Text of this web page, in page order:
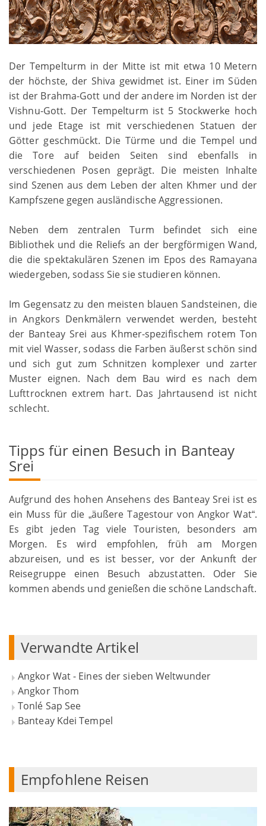
Der Tempelturm in der Mitte ist mit etwa 10 Metern
der höchste, der Shiva gewidmet ist. Einer im Süden
ist der Brahma-Gott und der andere im Norden ist der
Vishnu-Gott. Der Tempelturm ist 5 Stockwerke hoch
und jede Etage ist mit verschiedenen Statuen der
Götter geschmückt. Die Türme und die Tempel und
die Tore auf beiden Seiten sind ebenfalls in
verschiedenen Posen geprägt. Die meisten Inhalte
sind Szenen aus dem Leben der alten Khmer und der
Kampfszene gegen ausländische Aggressionen.
Neben dem zentralen Turm befindet sich eine
Bibliothek und die Reliefs an der bergförmigen Wand,
die die spektakulären Szenen im Epos des Ramayana
wiedergeben, sodass Sie sie studieren können.
Im Gegensatz zu den meisten blauen Sandsteinen, die
in Angkors Denkmälern verwendet werden, besteht
der Banteay Srei aus Khmer-spezifischem rotem Ton
mit viel Wasser, sodass die Farben äußerst schön sind
und sich gut zum Schnitzen komplexer und zarter
Muster eignen. Nach dem Bau wird es nach dem
Lufttrocknen extrem hart. Das Jahrtausend ist nicht
schlecht.
Tipps für einen Besuch in Banteay
Srei
Aufgrund des hohen Ansehens des Banteay Srei ist es
ein Muss für die „äußere Tagestour von Angkor Wat“.
Es gibt jeden Tag viele Touristen, besonders am
Morgen. Es wird empfohlen, früh am Morgen
abzureisen, und es ist besser, vor der Ankunft der
Reisegruppe einen Besuch abzustatten. Oder Sie
kommen abends und genießen die schöne Landschaft.
Verwandte Artikel
Angkor Wat - Eines der sieben Weltwunder
Angkor Thom
Tonlé Sap See
Banteay Kdei Tempel
Empfohlene Reisen